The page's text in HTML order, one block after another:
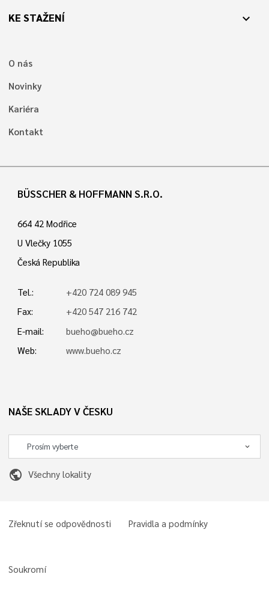
KE STAŽENÍ expand_more
O nás
Novinky
Kariéra
Kontakt
BÜSSCHER & HOFFMANN S.R.O.
664 42 Modřice
U Vlečky 1055
Česká Republika
Tel.:
+420 724 089 945
Fax:
+420 547 216 742
E-mail:
bueho@bueho.cz
Web:
www.bueho.cz
NAŠE SKLADY V ČESKU
public Všechny lokality
Zřeknutí se odpovědnosti Pravidla a podmínky
Soukromí